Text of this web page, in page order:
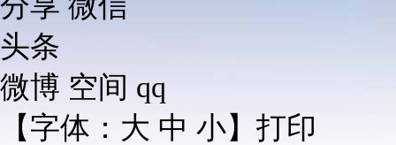
头条
微博 空间 qq
【字体： 大 中 小】 打印